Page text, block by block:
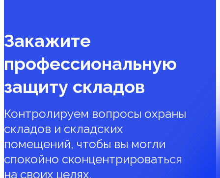
Закажите
профессиональную
защиту складов
Контролируем вопросы охраны
складов и складских
помещений, чтобы вы могли
спокойно сконцентрироваться
на своих целях.